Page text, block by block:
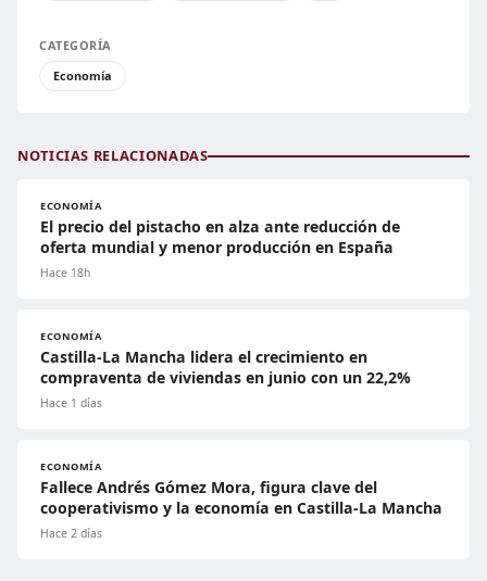
CATEGORÍA
Economía
NOTICIAS RELACIONADAS
ECONOMÍA
El precio del pistacho en alza ante reducción de
oferta mundial y menor producción en España
Hace 18h
ECONOMÍA
Castilla-La Mancha lidera el crecimiento en
compraventa de viviendas en junio con un 22,2%
Hace 1 días
ECONOMÍA
Fallece Andrés Gómez Mora, figura clave del
cooperativismo y la economía en Castilla-La Mancha
Hace 2 días